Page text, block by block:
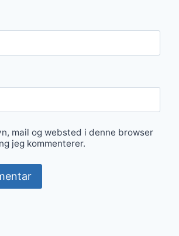
mail og websted i denne browser
jeg kommenterer.